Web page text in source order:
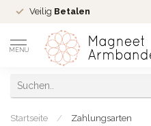
Veilig Betalen
MENU
Startseite / Zahlungsarten